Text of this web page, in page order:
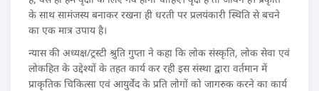
के साथ सामंजस्य बनाकर रखना ही धरती पर प्रलयंकारी स्थिति से बचने
का एक मात्र उपाय है।
न्यास की अध्यक्ष/ट्रस्टी श्रुति गुप्ता ने कहा कि लोक संस्कृति, लोक सेवा एवं
लोकहित के उद्देश्यों के तहत कार्य कर रही इस संस्था द्वारा वर्तमान में
प्राकृतिक चिकित्सा एवं आयुर्वेद के प्रति लोगों को जागरुक करने का कार्य